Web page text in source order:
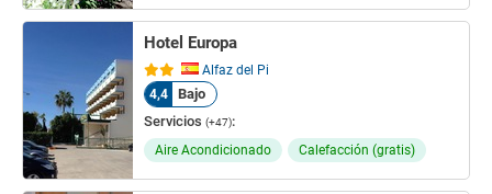
Hotel Europa
Alfaz del Pi
4,4
Bajo
Servicios (+47):
Aire Acondicionado Calefacción (gratis)